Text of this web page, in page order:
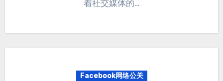
着社交媒体的…
Facebook网络公关